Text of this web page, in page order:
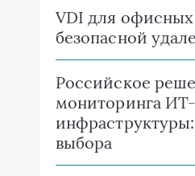
VDI для офисных
безопасной
Российское
мониторинга ИТ-
выбора